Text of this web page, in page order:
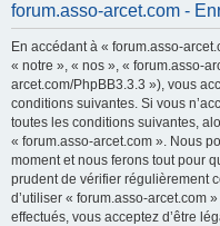
forum.asso-arcet.com -
En accédant à « forum.asso-
« notre », « nos », « forum.asso-
arcet.com/PhpBB3.3.3 »), vous
conditions suivantes. Si vous
toutes les conditions suivantes,
« forum.asso-arcet.com ». Nous
moment et nous ferons tout pour
prudent de vérifier régulièrement
d’utiliser « forum.asso-arcet.com
effectués, vous acceptez d’être